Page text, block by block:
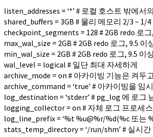
listen_addresses = ‘*’ # 로컬 호스트 밖에서
shared_buffers = 3GB # 물리 메모리 2/3 ~ 1/4
checkpoint_segments = 128 # 2GB redo 로
max_wal_size = 2GB # 2GB redo 로그, 9.5 이
min_wal_size = 2GB # 2GB redo 로그, 9.5 이
wal_level = logical # 일단 최대 자세하게
archive_mode = on # 아카이빙 기능은 켜두
archive_command = ‘true’ # 아카이빙을 임
log_destination = ‘stderr’ # pg_log 에 로그
logging_collector = on # 자체 로그 프로세
log_line_prefix = ‘%t %u@%r/%d(%c 또는
stats_temp_directory = ‘/run/shm’ # 실시